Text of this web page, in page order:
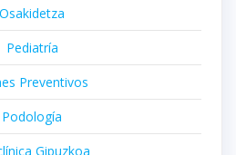
Osakidetza
Pediatría
Preventivos
Podología
Gipuzkoa